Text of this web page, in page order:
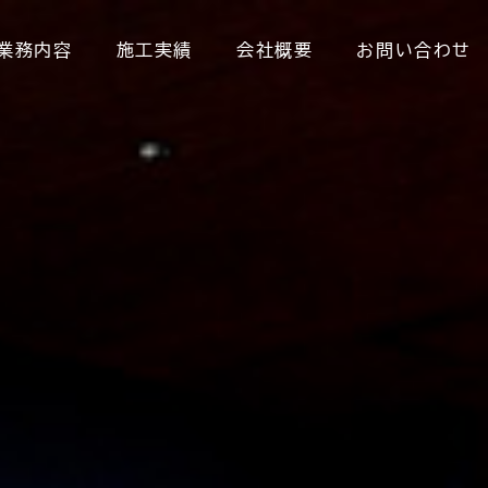
務内容 施工実績 会社概要 お問い合わせ